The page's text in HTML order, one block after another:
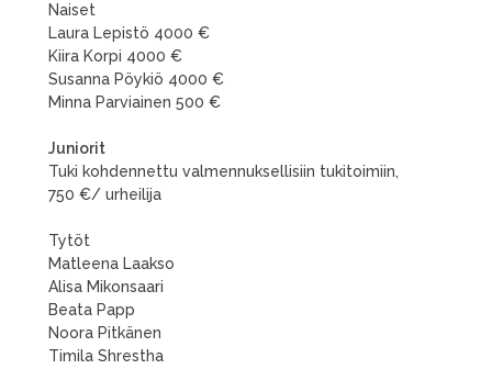
Naiset
Laura Lepistö 4000 €
Kiira Korpi 4000 €
Susanna Pöykiö 4000 €
Minna Parviainen 500 €
Juniorit
Tuki kohdennettu valmennuksellisiin tukitoimiin,
750 €/ urheilija
Tytöt
Matleena Laakso
Alisa Mikonsaari
Beata Papp
Noora Pitkänen
Timila Shrestha